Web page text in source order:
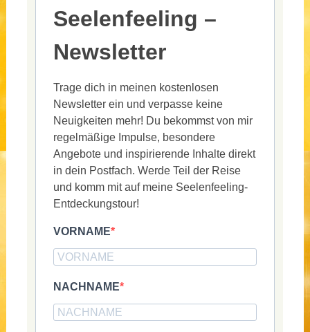
Seelenfeeling –
Newsletter
Trage dich in meinen kostenlosen
Newsletter ein und verpasse keine
Neuigkeiten mehr! Du bekommst von mir
regelmäßige Impulse, besondere
Angebote und inspirierende Inhalte direkt
in dein Postfach. Werde Teil der Reise
und komm mit auf meine Seelenfeeling-
Entdeckungstour!
VORNAME
NACHNAME